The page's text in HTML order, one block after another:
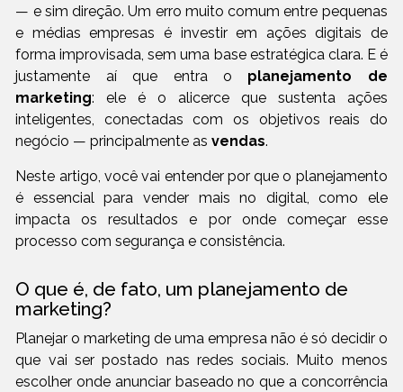
— e sim direção. Um erro muito comum entre pequenas
e médias empresas é investir em ações digitais de
forma improvisada, sem uma base estratégica clara. E é
justamente aí que entra o planejamento de
marketing: ele é o alicerce que sustenta ações
inteligentes, conectadas com os objetivos reais do
negócio — principalmente asvendas.
Neste artigo, você vai entender por que o planejamento
é essencial para vender mais no digital, como ele
impacta os resultados e por onde começar esse
processo com segurança e consistência.
O que é, de fato, um planejamento de
marketing?
Planejar o marketing de uma empresa não é só decidir o
que vai ser postado nas redes sociais. Muito menos
escolher onde anunciar baseado no que a concorrência